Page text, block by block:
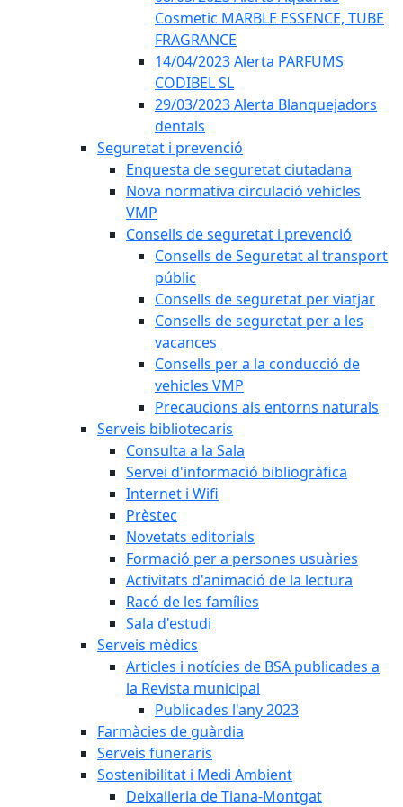
Cosmetic MARBLE ESSENCE, TUBE
FRAGRANCE
14/04/2023 Alerta PARFUMS
CODIBEL SL
29/03/2023 Alerta Blanquejadors
dentals
Seguretat i prevenció
Enquesta de seguretat ciutadana
Nova normativa circulació vehicles
VMP
Consells de seguretat i prevenció
Consells de Seguretat al transport
públic
Consells de seguretat per viatjar
Consells de seguretat per a les
vacances
Consells per a la conducció de
vehicles VMP
Precaucions als entorns naturals
Serveis bibliotecaris
Consulta a la Sala
Servei d'informació bibliogràfica
Internet i Wifi
Prèstec
Novetats editorials
Formació per a persones usuàries
Activitats d'animació de la lectura
Racó de les famílies
Sala d'estudi
Serveis mèdics
Articles i notícies de BSA publicades a
la Revista municipal
Publicades l'any 2023
Farmàcies de guàrdia
Serveis funeraris
Sostenibilitat i Medi Ambient
Deixalleria de Tiana-Montgat